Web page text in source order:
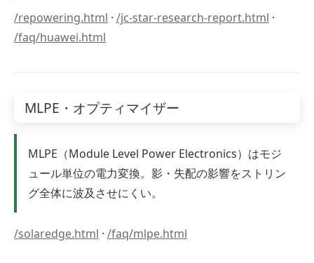
/repowering.html · /jc-star-research-report.html ·
/faq/huawei.html
MLPE・オプティマイザー
MLPE（Module Level Power Electronics）はモジ
ュール単位の電力変換。影・失配の影響をストリン
グ全体に波及させにくい。
/solaredge.html · /faq/mlpe.html